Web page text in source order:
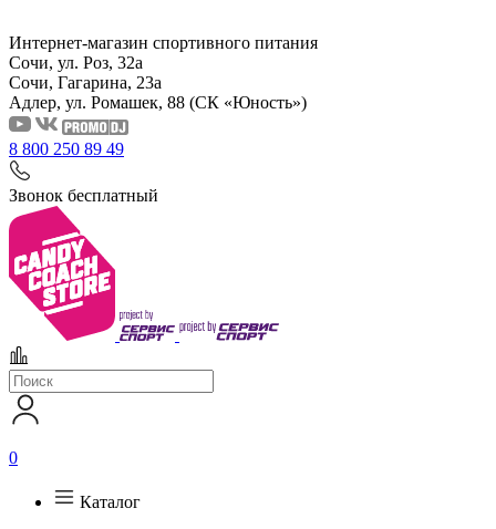
Интернет-магазин спортивного питания
Сочи, ул. Роз, 32а
Сочи, Гагарина, 23а
Адлер, ул. Ромашек, 88 (СК «Юность»)
8 800 250 89 49
Звонок бесплатный
0
Каталог